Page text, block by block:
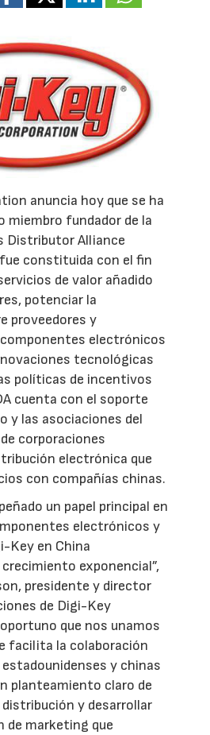
anuncia hoy que se ha
fundador de la
Distributor Alliance
fue constituida con el fin
de valor añadido
potenciar la
proveedores y
electrónicos
tecnológicas
políticas de incentivos
cuenta con el soporte
y las asociaciones del
corporaciones
electrónica que
con compañías chinas.
un papel principal en
electrónicos y
Key en China
exponencial”,
presidente y director
de Digi-Key
que nos unamos
facilita la colaboración
y chinas
planteamiento claro de
y desarrollar
de marketing que